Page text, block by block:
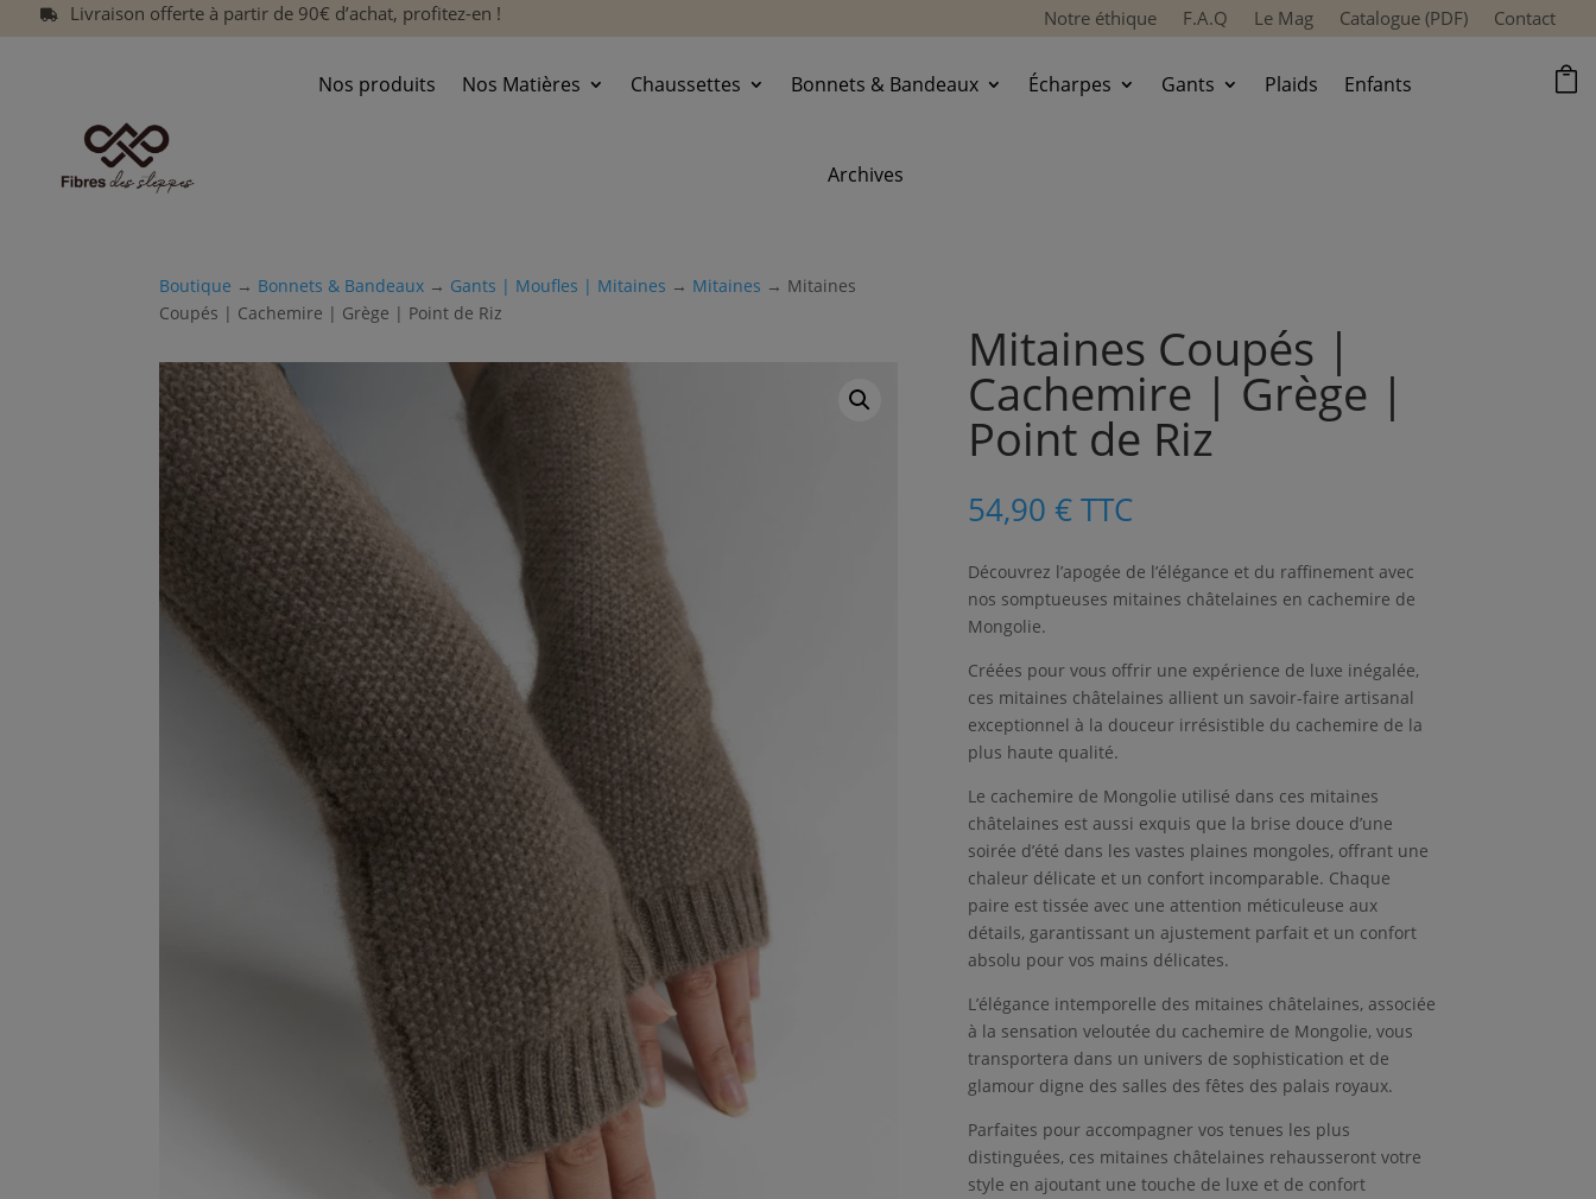
 Livraison offerte à partir de 90€ d’achat, profitez-en ! Notre éthique F.A.Q Le Mag Catalogue (PDF) Contact
Nos produits Nos Matières Chaussettes Bonnets & Bandeaux Écharpes Gants Plaids Enfants
Archives

Boutique → Bonnets & Bandeaux → Gants | Moufles | Mitaines → Mitaines → Mitaines
Coupés | Cachemire | Grège | Point de Riz
Mitaines Coupés |
Cachemire | Grège |
Point de Riz
54,90 €TTC
Découvrez l’apogée de l’élégance et du raffinement avec
nos somptueuses mitaines châtelaines en cachemire de
Mongolie.
Créées pour vous offrir une expérience de luxe inégalée,
ces mitaines châtelaines allient un savoir-faire artisanal
exceptionnel à la douceur irrésistible du cachemire de la
plus haute qualité.
Le cachemire de Mongolie utilisé dans ces mitaines
châtelaines est aussi exquis que la brise douce d’une
soirée d’été dans les vastes plaines mongoles, offrant une
chaleur délicate et un confort incomparable. Chaque
paire est tissée avec une attention méticuleuse aux
détails, garantissant un ajustement parfait et un confort
absolu pour vos mains délicates.
L’élégance intemporelle des mitaines châtelaines, associée
à la sensation veloutée du cachemire de Mongolie, vous
transportera dans un univers de sophistication et de
glamour digne des salles des fêtes des palais royaux.
Parfaites pour accompagner vos tenues les plus
distinguées, ces mitaines châtelaines rehausseront votre
style en ajoutant une touche de luxe et de confort